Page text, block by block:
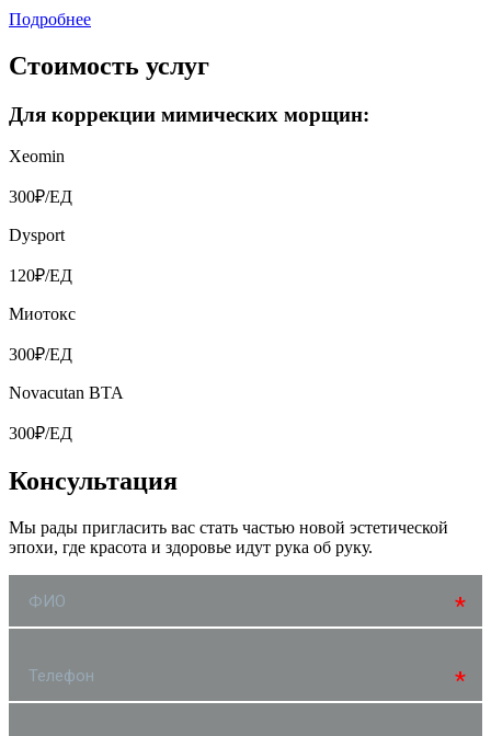
Подробнее
Стоимость услуг
Для коррекции мимических морщин:
Xeomin
300₽/ЕД
Dysport
120₽/ЕД
Миотокс
300₽/ЕД
Novacutan BTA
300₽/ЕД
Консультация
Мы рады пригласить вас стать частью новой эстетической
эпохи, где красота и здоровье идут рука об руку.